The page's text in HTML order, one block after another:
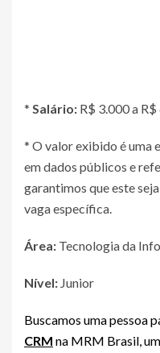
* Salário: R$ 3.000 a
* O valor exibido é uma
em dados públicos e
garantimos que este
vaga específica.
Área: Tecnologia da
Nível: Junior
Buscamos uma pessoa
CRM na MRM Brasil,